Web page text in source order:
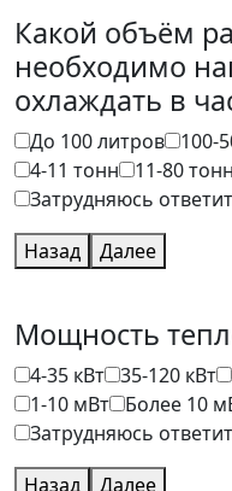
Какой объём
необходимо
охлаждать в
До 100 литров 100-
4-11 тонн
11-80 тонн
Затрудняюсь
Назад
Далее
Мощность
4-35 кВт 35-120 кВт
1-10 мВт
Более 10
Затрудняюсь
Назад
Далее